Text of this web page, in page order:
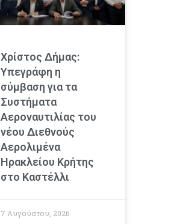
Χρίστος Δήμας:
Υπεγράφη η
σύμβαση για τα
Συστήματα
Αεροναυτιλίας του
νέου Διεθνούς
Αερολιμένα
Ηρακλείου Κρήτης
στο Καστέλλι
7 Αυγούστου, 2026